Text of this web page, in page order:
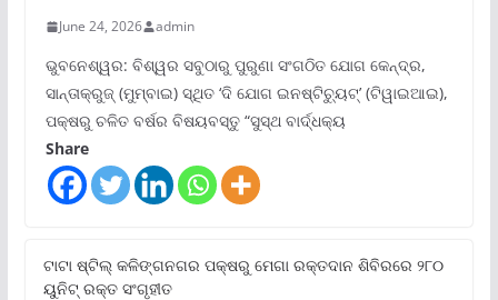
June 24, 2026 admin
ଭୁବନେଶ୍ୱର: ବିଶ୍ୱର ସବୁଠାରୁ ପୁରୁଣା ସଂଗଠିତ ଯୋଗ କେନ୍ଦ୍ର,
ସାନ୍ତାକ୍ରୁଜ୍ (ମୁମ୍ବାଇ) ସ୍ଥିତ ‘ଦି ଯୋଗ ଇନଷ୍ଟିଚ୍ୟୁଟ୍‌’ (ଟିୱାଇଆଇ),
ପକ୍ଷରୁ ଚଳିତ ବର୍ଷର ବିଷୟବସ୍ତୁ “ସୁସ୍ଥ ବାର୍ଦ୍ଧକ୍ୟ
Share
ଟାଟା ଷ୍ଟିଲ୍‌ କଳିଙ୍ଗନଗର ପକ୍ଷରୁ ମେଗା ରକ୍ତଦାନ ଶିବିରରେ ୨୮୦
ୟୁନିଟ୍‌ ରକ୍ତ ସଂଗୃହୀତ